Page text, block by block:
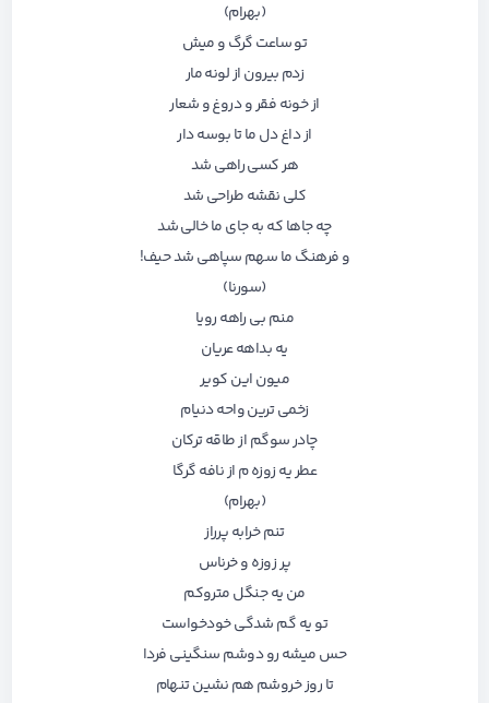
(بهرام)
تو ساعت گرگ و میش
زدم بیرون از لونه مار
از خونه فقر و دروغ و شعار
از داغ دل ما تا بوسه دار
هر کسی راهی شد
کلی نقشه طراحی شد
چه جاها که به جای ما خالی شد
و فرهنگ ما سهم سپاهی شد حیف!
(سورنا)
منم بی راهه رویا
یه بداهه عریان
میون این کویر
زخمی ترین واحه دنیام
چادر سوگم از طاقه ترکان
عطر یه زوزه م از نافه گرگا
(بهرام)
تنم خرابه پرراز
پر زوزه و خرناس
من یه جنگل متروکم
تو یه گم شدگی خودخواست
حس میشه رو دوشم سنگینی فردا
تا روز خروشم هم نشین تنهام